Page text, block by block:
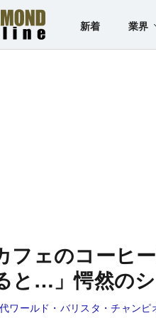
新着 業界
フェのコーヒ
と…」愕然の
ワールド・バリスタ・チャン